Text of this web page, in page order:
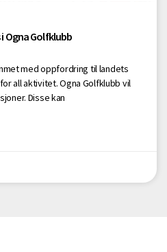
Golfklubb
med oppfordring til landets
all aktivitet. Ogna Golfklubb vil
Disse kan